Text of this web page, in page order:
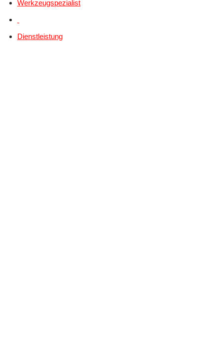
Werkzeugspezialist
Dienstleistung